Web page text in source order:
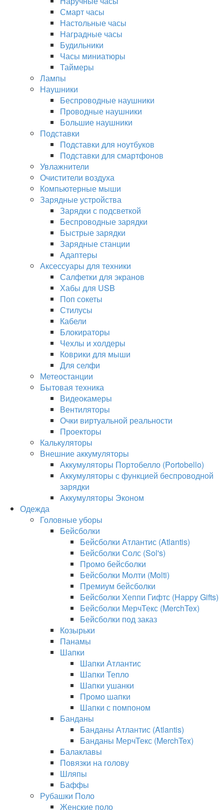
Смарт часы
Настольные часы
Наградные часы
Будильники
Часы миниатюры
Таймеры
Лампы
Наушники
Беспроводные наушники
Проводные наушники
Большие наушники
Подставки
Подставки для ноутбуков
Подставки для смартфонов
Увлажнители
Очистители воздуха
Компьютерные мыши
Зарядные устройства
Зарядки с подсветкой
Беспроводные зарядки
Быстрые зарядки
Зарядные станции
Адаптеры
Аксессуары для техники
Салфетки для экранов
Хабы для USB
Поп сокеты
Стилусы
Кабели
Блокираторы
Чехлы и холдеры
Коврики для мыши
Для селфи
Метеостанции
Бытовая техника
Видеокамеры
Вентиляторы
Очки виртуальной реальности
Проекторы
Калькуляторы
Внешние аккумуляторы
Аккумуляторы Портобелло (Portobello)
Аккумуляторы с функцией беспроводной
зарядки
Аккумуляторы Эконом
Одежда
Головные уборы
Бейсболки
Бейсболки Атлантис (Atlantis)
Бейсболки Солс (Sol's)
Промо бейсболки
Бейсболки Молти (Molti)
Премиум бейсболки
Бейсболки Хеппи Гифтс (Happy Gifts)
Бейсболки МерчТекс (MerchTex)
Бейсболки под заказ
Козырьки
Панамы
Шапки
Шапки Атлантис
Шапки Тепло
Шапки ушанки
Промо шапки
Шапки с помпоном
Банданы
Банданы Атлантис (Atlantis)
Банданы МерчТекс (MerchTex)
Балаклавы
Повязки на голову
Шляпы
Баффы
Рубашки Поло
Женские поло